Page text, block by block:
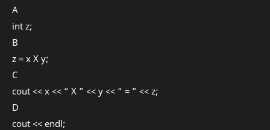
A
int z;
B
z = x X y;
C
cout << x << “ X ” << y << “ = ” << z;
D
cout << endl;